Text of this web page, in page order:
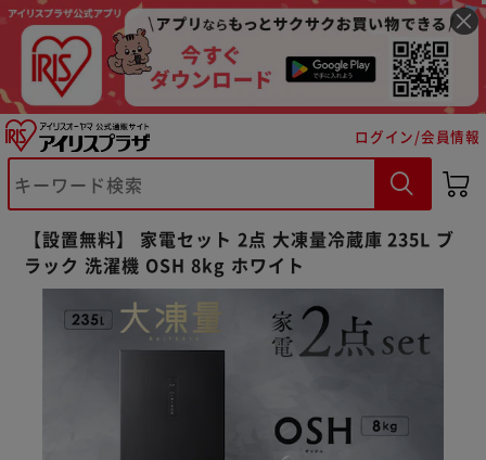
ログイン/会員情報
【設置無料】 家電セット 2点 大凍量冷蔵庫 235L ブ
ラック 洗濯機 OSH 8kg ホワイト
※ご確認ください
購入手続きへ